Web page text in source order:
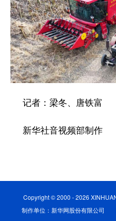
记者：梁冬、唐铁富
新华社音视频部制作
Copyright © 2000 - 2026
制作单位：新华网股份有限公司